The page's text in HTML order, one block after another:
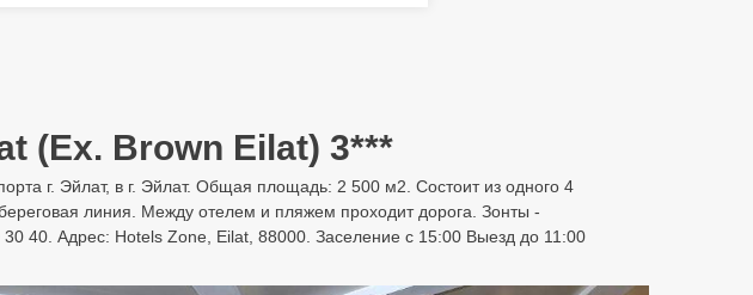
(Ex. Brown Eilat) 3***
г. Эйлат, в г. Эйлат. Общая площадь: 2 500 м2. Состоит из одного 4
линия. Между отелем и пляжем проходит дорога. Зонты -
40. Адрес: Hotels Zone, Eilat, 88000. Заселение с 15:00 Выезд до 11:00